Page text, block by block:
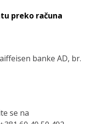
preko računa
banke AD, br.
se na